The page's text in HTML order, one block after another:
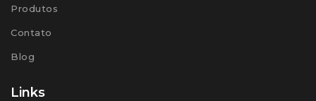
Produtos
Contato
Blog
Links